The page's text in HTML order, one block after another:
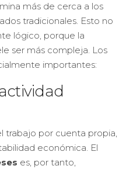
más de cerca a los
tradicionales. Esto no
lógico, porque la
ser más compleja. Los
importantes:
trabajo por cuenta propia,
económica. El
es, por tanto,